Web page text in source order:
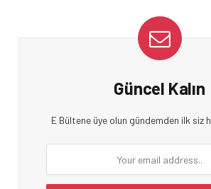
Güncel Kalın
E Bültene üye olun gündemden ilk siz